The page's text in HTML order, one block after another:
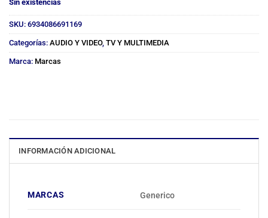
Sin existencias
SKU: 6934086691169
Categorías: AUDIO Y VIDEO, TV Y MULTIMEDIA
Marca: Marcas
INFORMACIÓN ADICIONAL
MARCAS Generico